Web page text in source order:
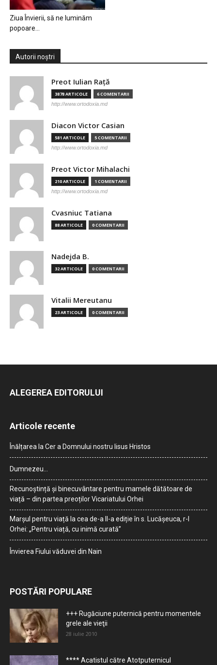
Ziua Învierii, să ne luminăm
popoare…
Autorii noștri
Preot Iulian Raţă
3878 ARTICOLE 6 COMENTARII
http://www.ortodoxia.md
Diacon Victor Casian
581 ARTICOLE 5 COMENTARII
http://www.ortodoxia.md
Preot Victor Mihalachi
210 ARTICOLE 1 COMENTARII
http://www.ortodoxia.md
Cvasniuc Tatiana
88 ARTICOLE 0 COMENTARII
Nadejda B.
32 ARTICOLE 0 COMENTARII
Vitalii Mereutanu
23 ARTICOLE 0 COMENTARII
ALEGEREA EDITORULUI
Articole recente
Înălțarea la Cer a Domnului nostru Iisus Hristos
Dumnezeu…
Recunoștință și binecuvântare pentru mamele dătătoare de
viață – din partea preoților Vicariatului Orhei
Marșul pentru viață la cea de-a II-a ediție în s. Lucășeuca, r-l
Orhei: „Pentru viață, cu inimă curată”
Învierea Fiului văduvei din Nain
POSTĂRI POPULARE
+++ Rugăciune puternică pentru momentele
grele ale vieţii
28 iulie 2010
**** Acatistul către Atotputernicul